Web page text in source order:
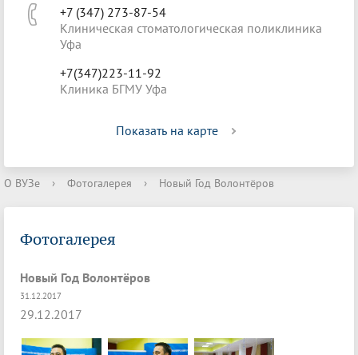
+7 (347) 273-87-54
Клиническая стоматологическая поликлиника
Уфа
+7(347)223-11-92
Клиника БГМУ Уфа
Показать на карте
О ВУЗе › Фотогалерея › Новый Год Волонтёров
Фотогалерея
Новый Год Волонтёров
31.12.2017
29.12.2017